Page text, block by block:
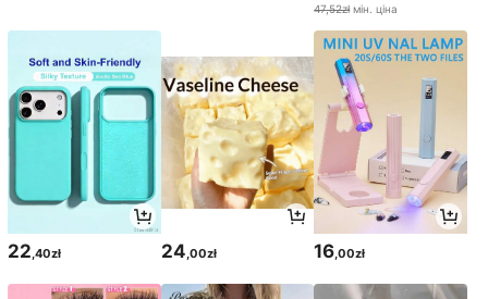
47,52zł мін. ціна
22,40zł 24,00zł 16,00zł